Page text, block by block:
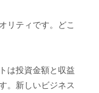
リティです。どこ
は投資金額と収益
。新しいビジネス